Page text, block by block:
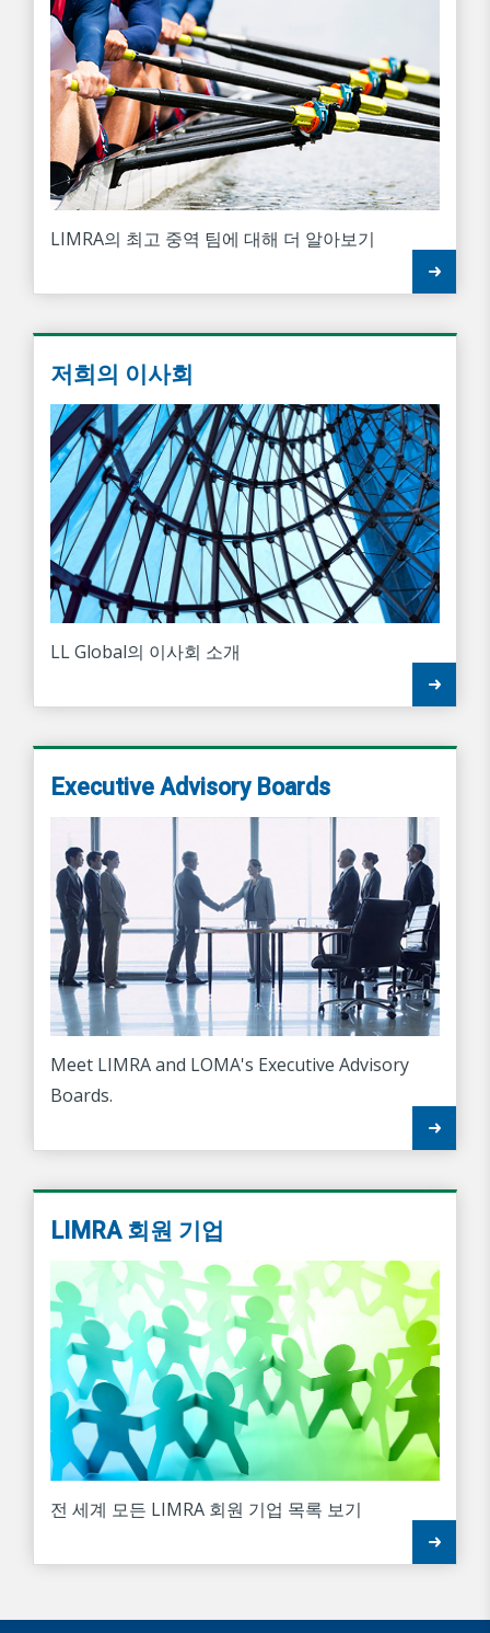
LIMRA의 최고 중역 팀에 대해 더 알아보기
저희의 이사회
LL Global의 이사회 소개
Executive Advisory Boards
Meet LIMRA and LOMA's Executive Advisory
Boards.
LIMRA 회원 기업
전 세계 모든 LIMRA 회원 기업 목록 보기